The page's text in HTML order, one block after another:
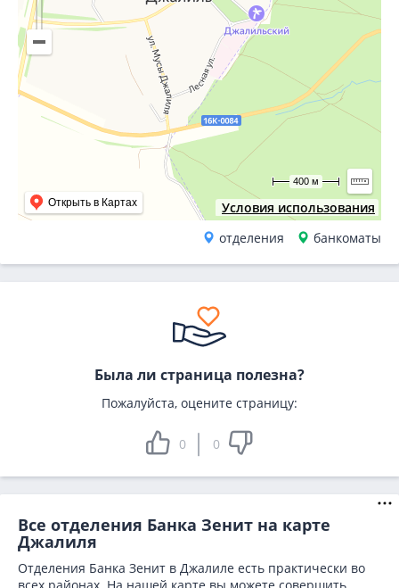
Условия использования
Открыть в Картах
400 м
отделения банкоматы
Была ли страница полезна?
Пожалуйста, оцените страницу:
0 0
Все отделения Банка Зенит на карте
Джалиля
Отделения Банка Зенит в Джалиле есть практически во